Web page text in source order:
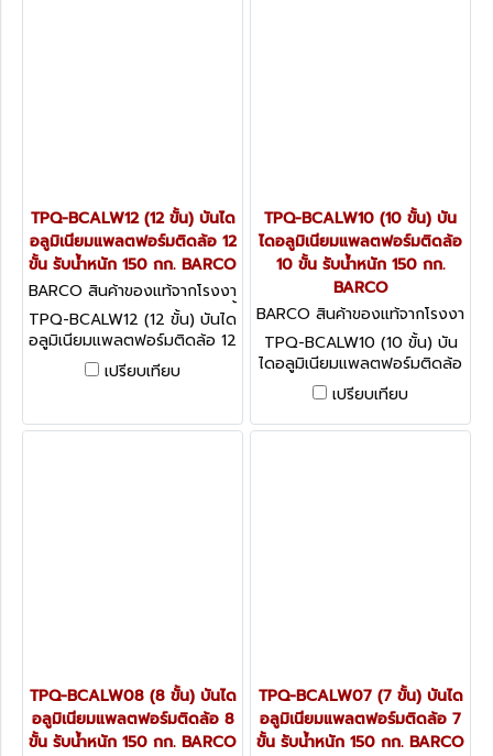
TPQ-BCALW12 (12 ขั้น) บันได
อลูมิเนียมแพลตฟอร์มติดล้อ 12
ขั้น รับน้ำหนัก 150 กก. BARCO
BARCO สินค้าของแท้จากโรงงา
นผู้ผลิต TPQ-BCALW12 (12 ขั้
น)
TPQ-BCALW12 (12 ขั้น) บันได
อลูมิเนียมแพลตฟอร์มติดล้อ 12
ขั้น รับน้ำหนัก 150 กก. BARCO
เปรียบเทียบ
TPQ-BCALW10 (10 ขั้น) บัน
ไดอลูมิเนียมแพลตฟอร์มติดล้อ
10 ขั้น รับน้ำหนัก 150 กก.
BARCO
BARCO สินค้าของแท้จากโรงงา
นผู้ผลิต TPQ-BCALW10 (10
ขั้น)
TPQ-BCALW10 (10 ขั้น) บัน
ไดอลูมิเนียมแพลตฟอร์มติดล้อ
10 ขั้น รับน้ำหนัก 150 กก.
BARCO
เปรียบเทียบ
TPQ-BCALW08 (8 ขั้น) บันได
อลูมิเนียมแพลตฟอร์มติดล้อ 8
ขั้น รับน้ำหนัก 150 กก. BARCO
TPQ-BCALW07 (7 ขั้น) บันได
อลูมิเนียมแพลตฟอร์มติดล้อ 7
ขั้น รับน้ำหนัก 150 กก. BARCO